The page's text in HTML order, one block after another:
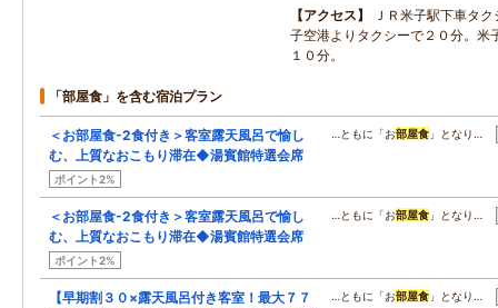
アクセス
ＪＲ米子駅下車タ
子空港よりタクシーで２０分。米
１０分。
「部屋食」を含む宿泊プラン
＜お部屋食-2食付き＞客室露天風呂で愉し
む、上質なおこもり滞在◆湯賓館特選会席
ポイント2%
…ともに「お部屋食 」となり…
＜お部屋食-2食付き＞客室露天風呂で愉し
む、上質なおこもり滞在◆湯賓館特選会席
ポイント2%
…ともに「お部屋食 」となり…
【早期割３０×露天風呂付き客室！最大７７
…ともに「お部屋食 」となり…